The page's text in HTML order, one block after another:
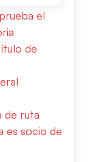
el
de
de ruta
es socio de